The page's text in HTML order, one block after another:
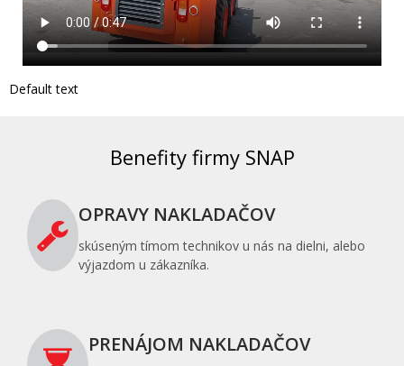
Default text
Benefity firmy SNAP
OPRAVY NAKLADAČOV
skúseným tímom technikov u nás na dielni, alebo
výjazdom u zákazníka.
PRENÁJOM NAKLADAČOV